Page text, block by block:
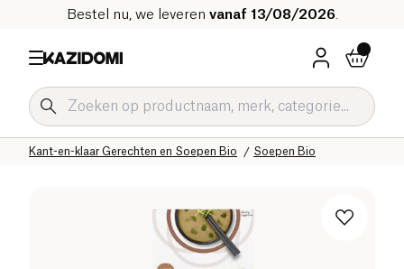
Bestel nu, we leveren vanaf 13/08/2026
Soepen Bio
Kant-en-klaar Gerechten en Soepen Bio
Zoute Kruidenierswaren Bio
Home